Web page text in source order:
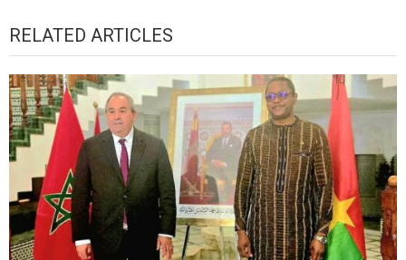
RELATED ARTICLES